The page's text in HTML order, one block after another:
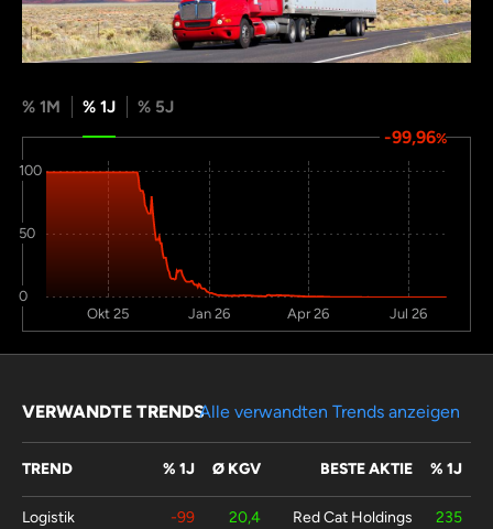
% 1M % 1J % 5J
-99,96%
0
50
100
Okt 25 Jan 26 Apr 26 Jul 26
VERWANDTE TRENDS
TREND % 1J Ø KGV BESTE AKTIE % 1J
Logistik -99 20,4
Red Cat Holdings
235
Alle verwandten Trends anzeigen